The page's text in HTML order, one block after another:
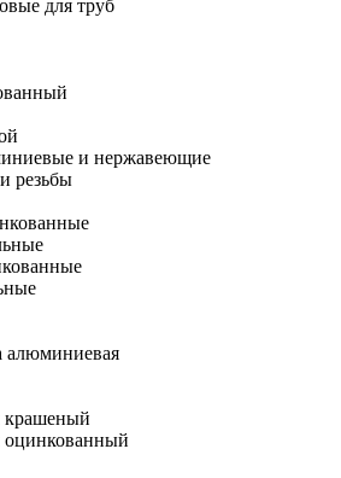
для труб
и нержавеющие
резьбы
алюминиевая
крашеный